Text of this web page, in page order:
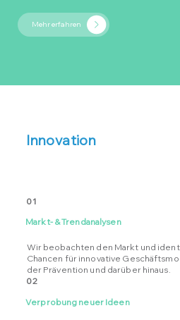
Mehr erfahren
Innovation
01
Markt- & Trendanalysen
Wir beobachten den Markt und
Chancen für innovative
der Prävention und darüber hinaus.
02
Verprobung neuer Ideen